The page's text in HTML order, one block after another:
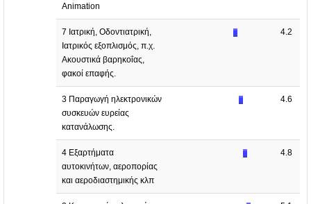
Animation
7 Ιατρική, Οδοντιατρική,
Ιατρικός εξοπλισμός, π.χ.
Ακουστικά βαρηκοΐας,
φακοί επαφής.
4.2
3 Παραγωγή ηλεκτρονικών
συσκευών ευρείας
κατανάλωσης.
4.6
4 Εξαρτήματα
αυτοκινήτων, αεροπορίας
και αεροδιαστημικής κλπ
4.8